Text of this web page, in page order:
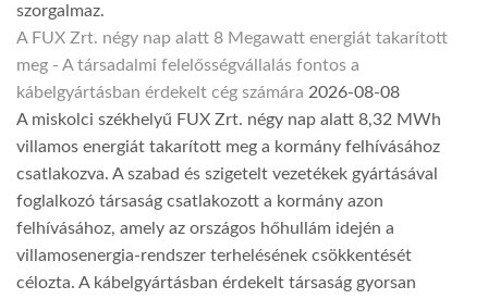
szorgalmaz.
A FUX Zrt. négy nap alatt 8 Megawatt energiát takarított
meg - A társadalmi felelősségvállalás fontos a
kábelgyártásban érdekelt cég számára 2026-08-08
A miskolci székhelyű FUX Zrt. négy nap alatt 8,32 MWh
villamos energiát takarított meg a kormány felhívásához
csatlakozva. A szabad és szigetelt vezetékek gyártásával
foglalkozó társaság csatlakozott a kormány azon
felhívásához, amely az országos hőhullám idején a
villamosenergia-rendszer terhelésének csökkentését
célozta. A kábelgyártásban érdekelt társaság gyorsan